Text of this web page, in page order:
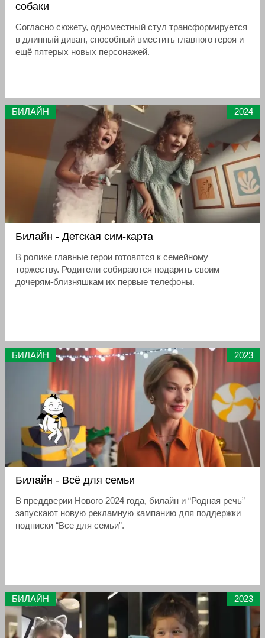
собаки
Согласно сюжету, одноместный стул трансформируется
в длинный диван, способный вместить главного героя и
ещё пятерых новых персонажей.
БИЛАЙН 2024
Билайн - Детская сим-карта
В ролике главные герои готовятся к семейному
торжеству. Родители собираются подарить своим
дочерям-близняшкам их первые телефоны.
БИЛАЙН 2023
Билайн - Всё для семьи
В преддверии Нового 2024 года, билайн и “Родная речь”
запускают новую рекламную кампанию для поддержки
подписки “Все для семьи”.
БИЛАЙН 2023